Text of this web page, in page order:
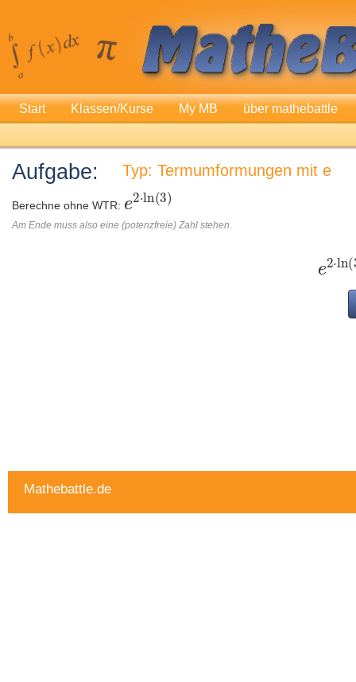
Start Klassen/Kurse My MB über mathebattle
Aufgabe: Typ: Termumformungen mit e
Berechne ohne WTR:
Am Ende muss also eine (potenzfreie) Zahl stehen.
Mathebattle.de